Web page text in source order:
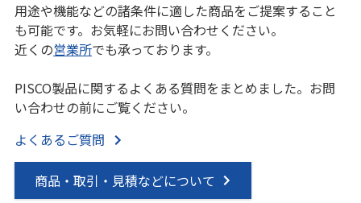
用途や機能などの諸条件に適した商品をご提案すること
も可能です。お気軽にお問い合わせください。
近くの営業所でも承っております。
PISCO製品に関するよくある質問をまとめました。お問
い合わせの前にご覧ください。
よくあるご質問
商品・取引・見積などについて